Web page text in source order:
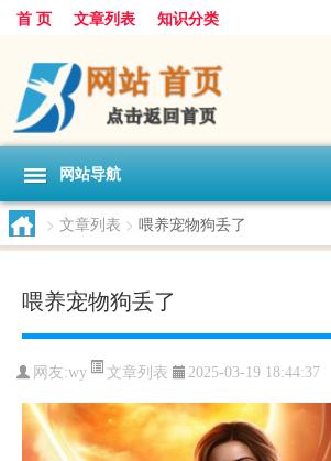
首 页 文章列表 知识分类
网站导航
> 文章列表 > 喂养宠物狗丢了
喂养宠物狗丢了
网友:wy 文章列表 2025-03-19 18:44:37